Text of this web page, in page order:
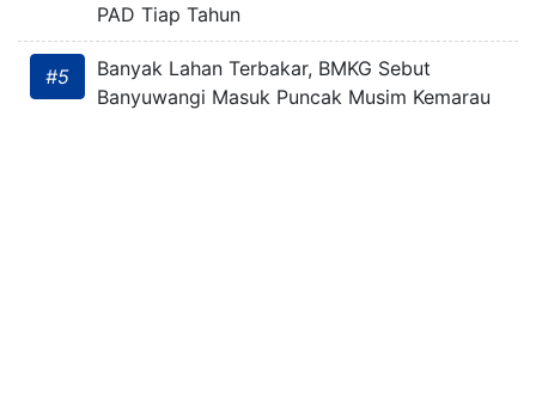
PAD Tiap Tahun
#5
Banyak Lahan Terbakar, BMKG Sebut
Banyuwangi Masuk Puncak Musim Kemarau